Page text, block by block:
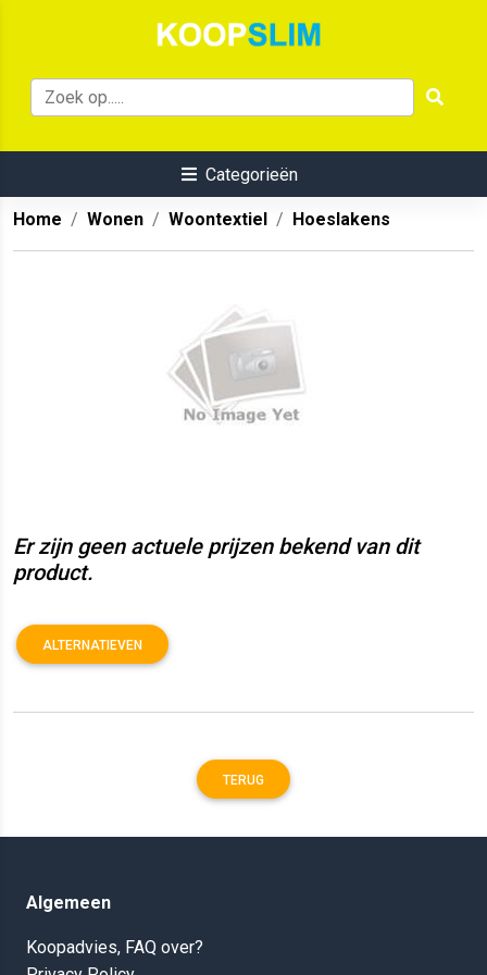
Categorieën
Home Wonen Woontextiel Hoeslakens
Er zijn geen actuele prijzen bekend van dit
product.
ALTERNATIEVEN
TERUG
Algemeen
Koopadvies, FAQ over?